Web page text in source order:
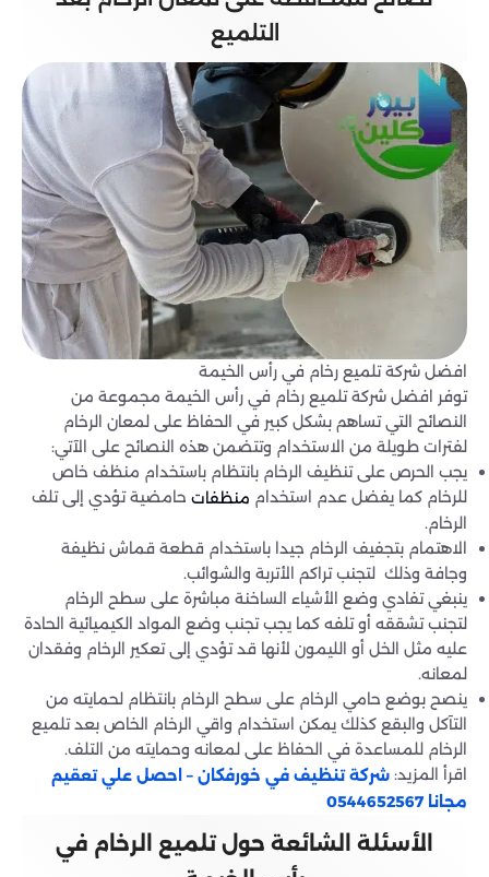
التلميع
افضل شركة تلميع رخام في رأس الخيمة
توفر افضل شركة تلميع رخام في رأس الخيمة مجموعة من
النصائح التي تساهم بشكل كبير في الحفاظ على لمعان الرخام
لفترات طويلة من الاستخدام وتتضمن هذه النصائح على الآتي:
يجب الحرص على تنظيف الرخام بانتظام باستخدام منظف خاص
للرخام كما يفضل عدم استخدام منظفات حامضية تؤدي إلى تلف
الرخام.
الاهتمام بتجفيف الرخام جيدا باستخدام قطعة قماش نظيفة
وجافة وذلك لتجنب تراكم الأتربة والشوائب.
ينبغي تفادي وضع الأشياء الساخنة مباشرة على سطح الرخام
لتجنب تشققه أو تلفه كما يجب تجنب وضع المواد الكيميائية الحادة
عليه مثل الخل أو الليمون لأنها قد تؤدي إلى تعكير الرخام وفقدان
لمعانه.
ينصح بوضع حامي الرخام على سطح الرخام بانتظام لحمايته من
التآكل والبقع كذلك يمكن استخدام واقي الرخام الخاص بعد تلميع
الرخام للمساعدة في الحفاظ على لمعانه وحمايته من التلف.
اقرأ المزيد: شركة تنظيف في خورفكان – احصل علي تعقيم
مجانا 0544652567
الأسئلة الشائعة حول تلميع الرخام في